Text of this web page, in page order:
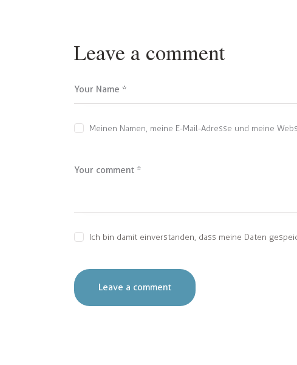
Leave a comment
Meinen Namen, meine E-Mail-Adresse und meine
Ich bin damit einverstanden, dass meine Daten